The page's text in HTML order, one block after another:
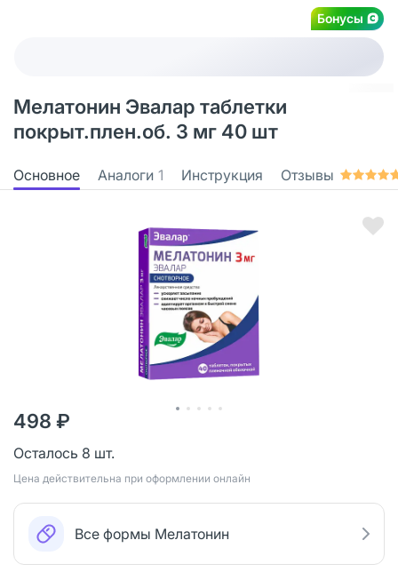
Бонусы
Мелатонин Эвалар таблетки
покрыт.плен.об. 3 мг 40 шт
Основное Аналоги 1 Инструкция Отзывы
498 ₽
Осталось 8 шт.
Цена действительна при оформлении онлайн
Все формы Мелатонин